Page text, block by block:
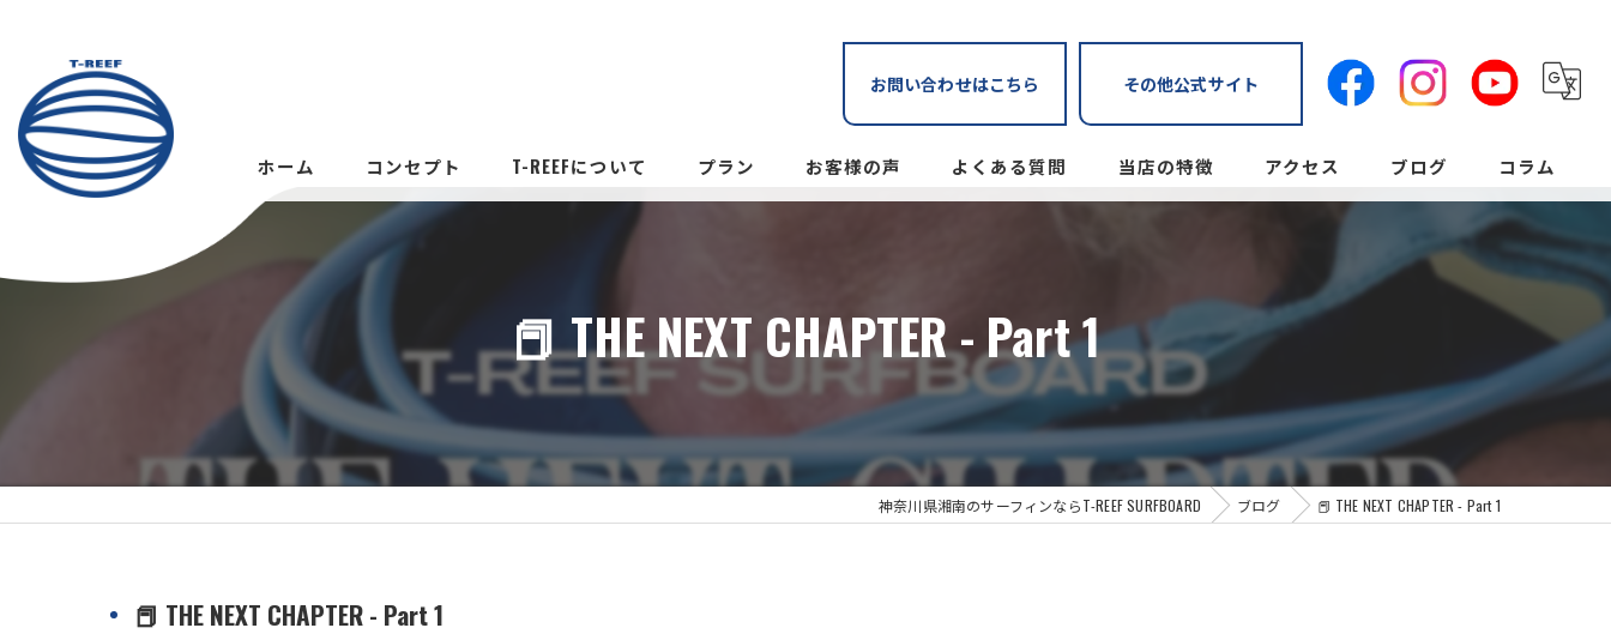
お問い合わせはこちら その他公式サイト
ホーム コンセプト T-REEFについて プラン お客様の声 よくある質問 当店の特徴
初心者
レンタル
ボードロッカー
オーダーメイド
アクセス
T-REEF Shaperoom & Showroom
ブログ コラム
📕 THE NEXT CHAPTER - Part 1
神奈川県湘南のサーフィンならT-REEF SURFBOARD ブログ 📕 THE NEXT CHAPTER - Part 1
📕 THE NEXT CHAPTER - Part 1